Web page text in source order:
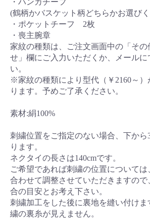
・ハンカチーフ
(鶴柄かバスケット柄どちらかお選び
・ポケットチーフ 2枚
・喪主腕章
家紋の種類は、ご注文画面中の「その
せ」欄にご入力いただくか、メールに
い。
※家紋の種類により型代（￥2160～）
ります。予めご了承ください。
素材:絹100%
刺繍位置をご指定のない場合、下から
ります。
ネクタイの長さは140cmです。
ご希望であれば刺繍の位置については
合わせて調整させていただきますの
合の目安とお考え下さい。
刺繍加工をした後に裏地を縫い付けま
繍の裏糸が見えません。